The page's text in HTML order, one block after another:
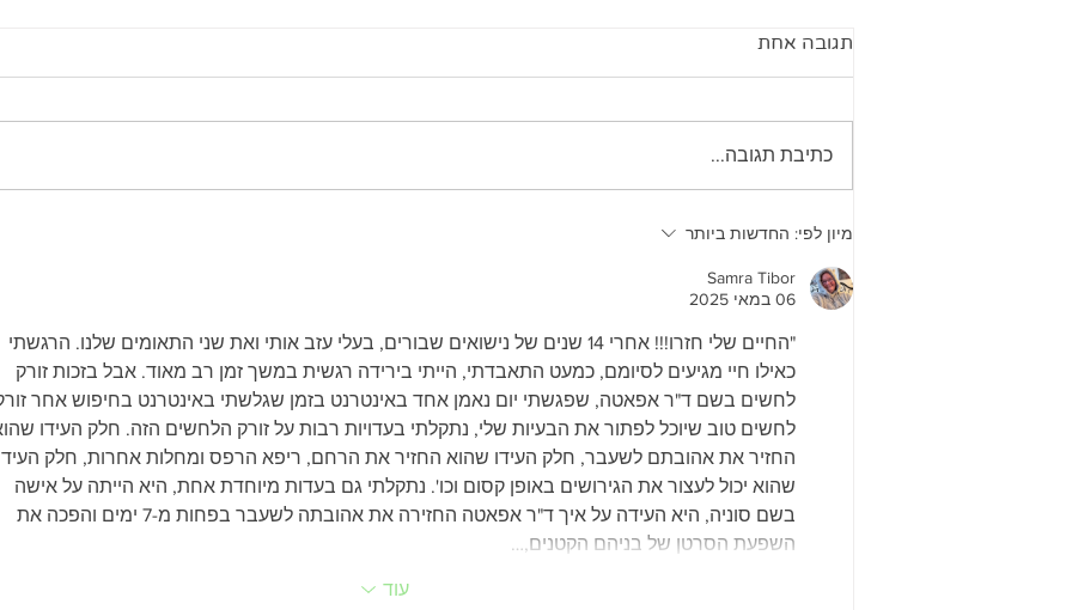
תגובה אחת
כתיבת תגובה...
מיון לפי: החדשות ביותר
Samra Tibor
06 במאי 2025
"החיים שלי חזרו!!! אחרי 14 שנים של נישואים שבורים, בעלי עזב אותי ואת שני התאומים שלנו. הרגשתי
כאילו חיי מגיעים לסיומם, כמעט התאבדתי, הייתי בירידה רגשית במשך זמן רב מאוד. אבל בזכות זורק
לחשים בשם ד"ר אפאטה, שפגשתי יום נאמן אחד באינטרנט בזמן שגלשתי באינטרנט בחיפוש אחר
לחשים טוב שיוכל לפתור את הבעיות שלי, נתקלתי בעדויות רבות על זורק הלחשים הזה. חלק העידו
החזיר את אהובתם לשעבר, חלק העידו שהוא החזיר את הרחם, ריפא הרפס ומחלות אחרות, חלק
שהוא יכול לעצור את הגירושים באופן קסום וכו'. נתקלתי גם בעדות מיוחדת אחת, היא הייתה על אישה
בשם סוניה, היא העידה על איך ד"ר אפאטה החזירה את אהובתה לשעבר בפחות מ-7 ימים והפכה את
השפעת הסרטן של בניהם הקטנים,…
עוד